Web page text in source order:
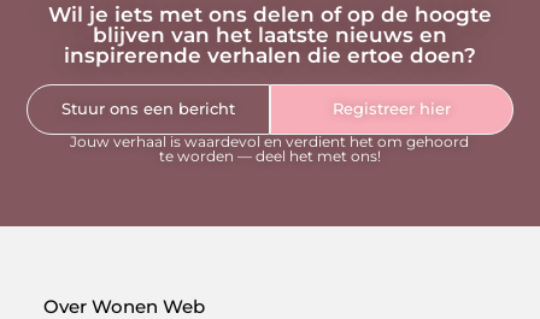
Wil je iets met ons delen of op de hoogte
blijven van het laatste nieuws en
inspirerende verhalen die ertoe doen?
Stuur ons een bericht
Registreer hier
Jouw verhaal is waardevol en verdient het om gehoord
te worden — deel het met ons!
Over Wonen Web